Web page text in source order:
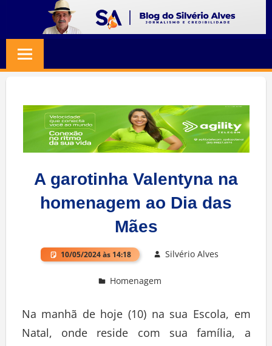
content
SILVERIO
ALVES
Jornalismo
Credibilidade
A garotinha Valentyna na
homenagem ao Dia das
Mães
10/05/2024 às 14:18 Silvério Alves
Homenagem
Na manhã de hoje (10) na sua Escola, em
Natal, onde reside com sua família, a